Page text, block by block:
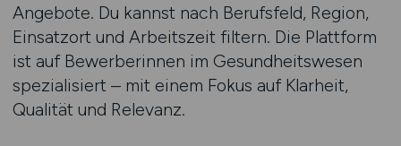
Angebote. Du kannst nach Berufsfeld, Region,
Einsatzort und Arbeitszeit filtern. Die Plattform
ist auf Bewerberinnen im Gesundheitswesen
spezialisiert – mit einem Fokus auf Klarheit,
Qualität und Relevanz.